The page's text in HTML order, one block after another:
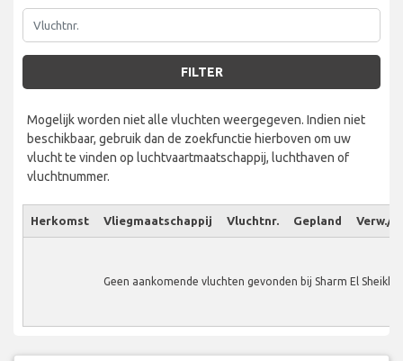
FILTER
Mogelijk worden niet alle vluchten weergegeven. Indien niet
beschikbaar, gebruik dan de zoekfunctie hierboven om uw
vlucht te vinden op luchtvaartmaatschappij, luchthaven of
vluchtnummer.
Herkomst Vliegmaatschappij Vluchtnr. Gepland Verw./
Geen aankomende vluchten gevonden bij Sharm El Sheikh